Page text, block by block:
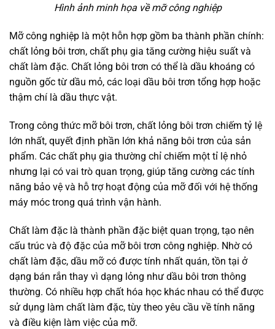
Hình ảnh minh họa về mỡ công nghiệp
Mỡ công nghiệp là một hỗn hợp gồm ba thành phần chính:
chất lỏng bôi trơn, chất phụ gia tăng cường hiệu suất và
chất làm đặc. Chất lỏng bôi trơn có thể là dầu khoáng có
nguồn gốc từ dầu mỏ, các loại dầu bôi trơn tổng hợp hoặc
thậm chí là dầu thực vật.
Trong công thức mỡ bôi trơn, chất lỏng bôi trơn chiếm tỷ lệ
lớn nhất, quyết định phần lớn khả năng bôi trơn của sản
phẩm. Các chất phụ gia thường chỉ chiếm một tỉ lệ nhỏ
nhưng lại có vai trò quan trọng, giúp tăng cường các tính
năng bảo vệ và hỗ trợ hoạt động của mỡ đối với hệ thống
máy móc trong quá trình vận hành.
Chất làm đặc là thành phần đặc biệt quan trọng, tạo nên
cấu trúc và độ đặc của mỡ bôi trơn công nghiệp. Nhờ có
chất làm đặc, dầu mỡ có được tính nhất quán, tồn tại ở
dạng bán rắn thay vì dạng lỏng như dầu bôi trơn thông
thường. Có nhiều hợp chất hóa học khác nhau có thể được
sử dụng làm chất làm đặc, tùy theo yêu cầu về tính năng
và điều kiện làm việc của mỡ.